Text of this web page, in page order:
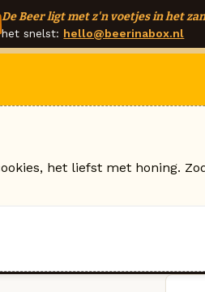
De Beer ligt met z'n voetjes in het
het snelst: hello@beerinabox.nl
het liefst met honing.